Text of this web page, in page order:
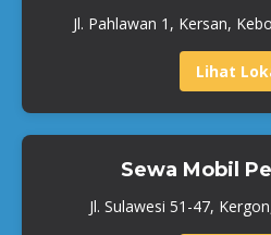
Jl. Pahlawan 1, Kersan,
Lihat
Sewa Mobil
Jl. Sulawesi 51-47,